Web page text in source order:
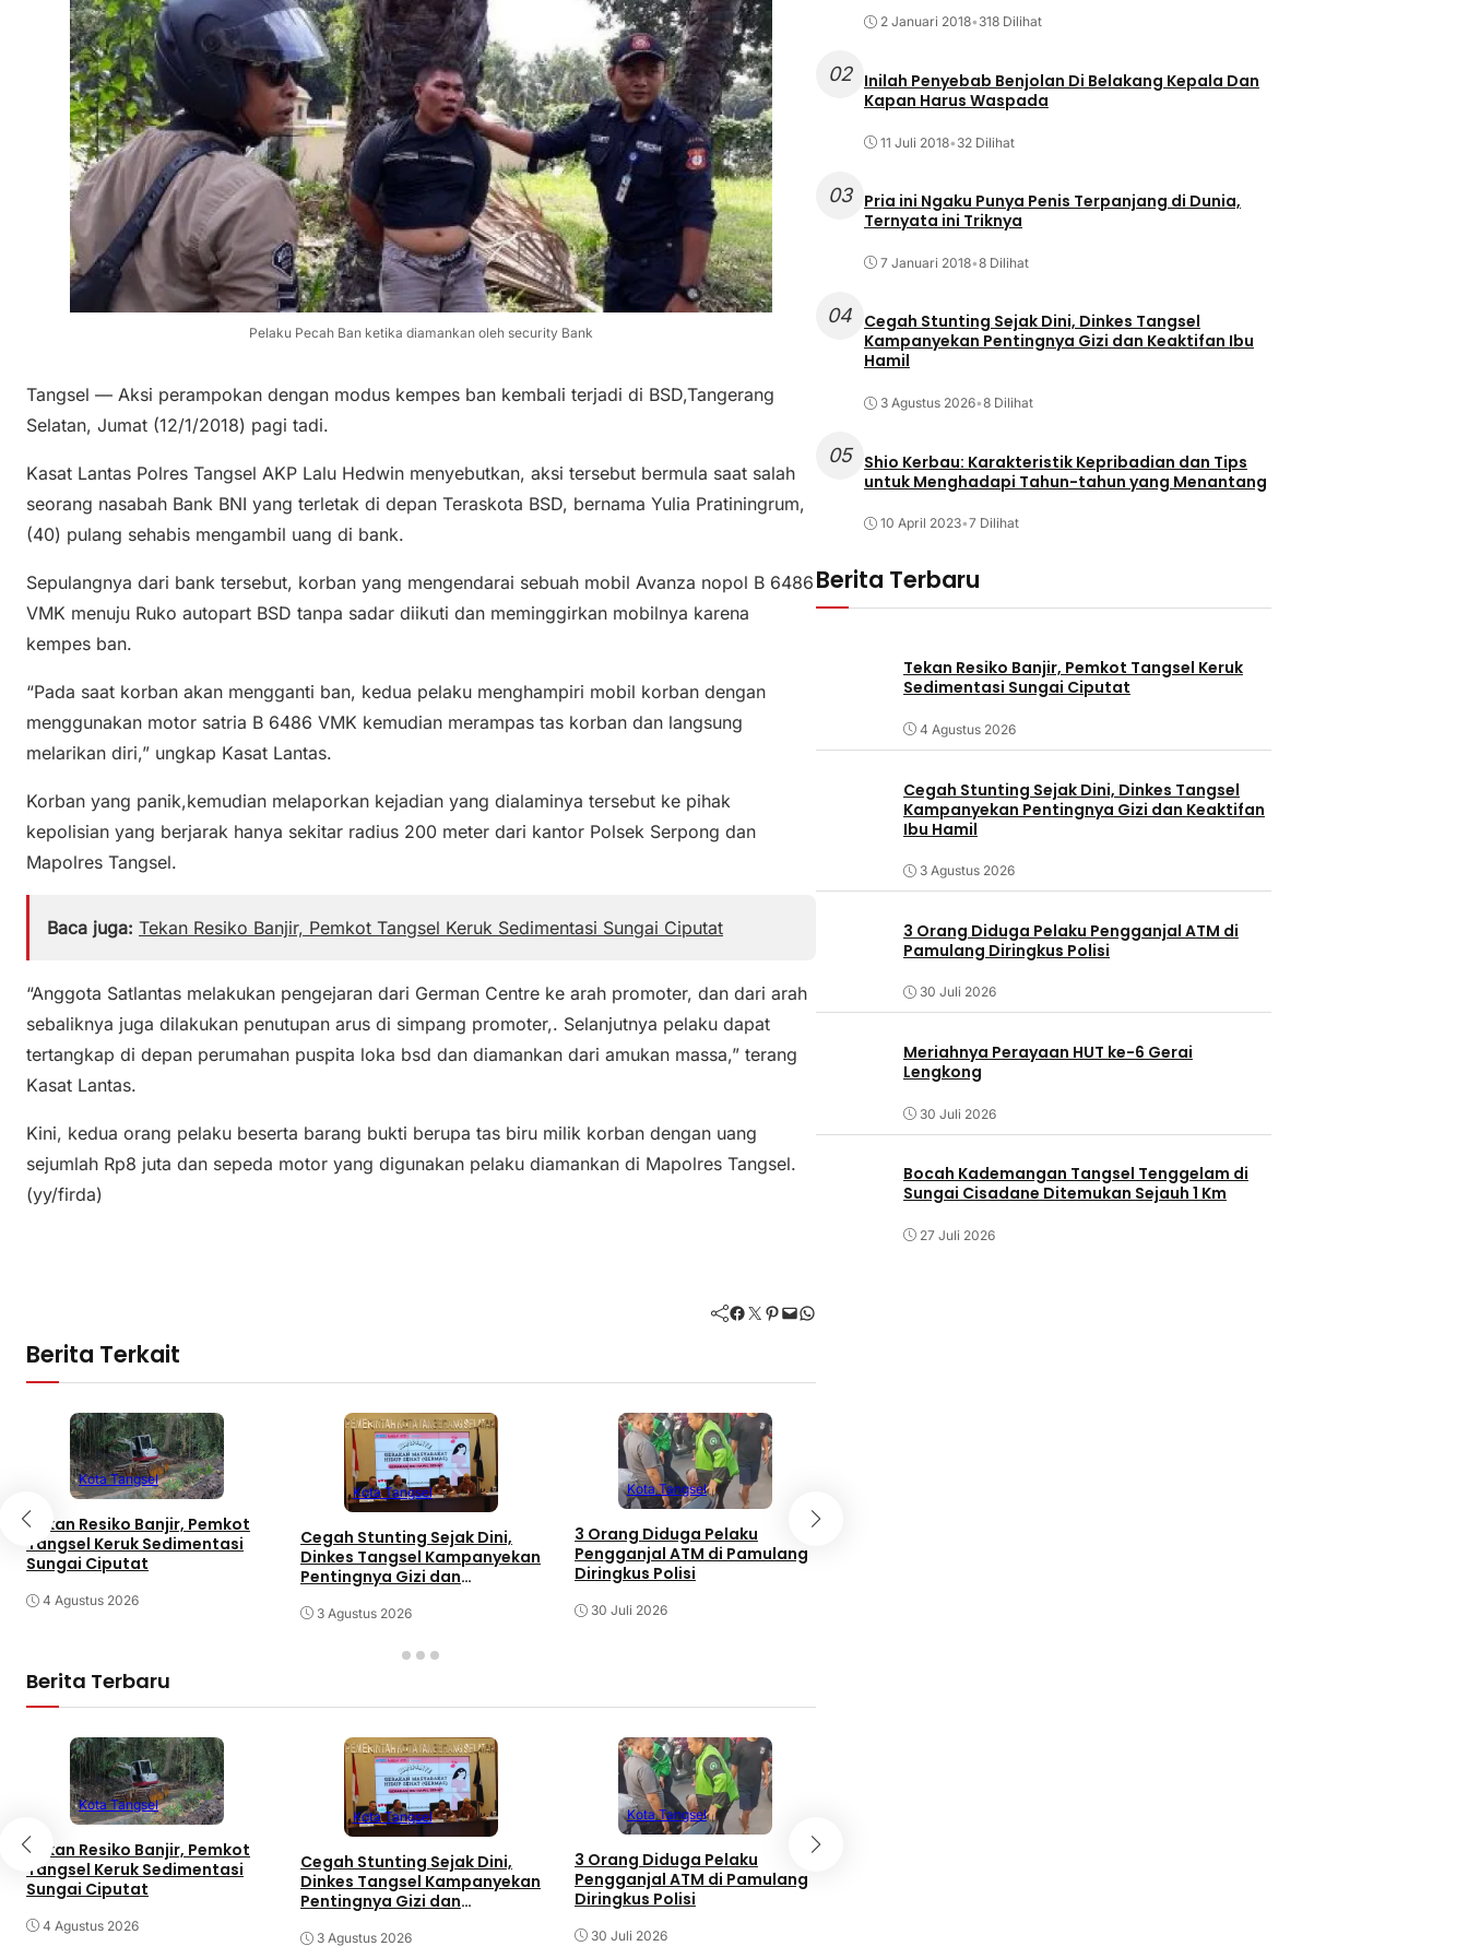
Pelaku Pecah Ban ketika diamankan oleh security Bank
Tangsel — Aksi perampokan dengan modus kempes ban kembali terjadi di BSD,Tangerang
Selatan, Jumat (12/1/2018) pagi tadi.
Kasat Lantas Polres Tangsel AKP Lalu Hedwin menyebutkan, aksi tersebut bermula saat salah
seorang nasabah Bank BNI yang terletak di depan Teraskota BSD, bernama Yulia Pratiningrum,
(40) pulang sehabis mengambil uang di bank.
Sepulangnya dari bank tersebut, korban yang mengendarai sebuah mobil Avanza nopol B 6486
VMK menuju Ruko autopart BSD tanpa sadar diikuti dan meminggirkan mobilnya karena
kempes ban.
“Pada saat korban akan mengganti ban, kedua pelaku menghampiri mobil korban dengan
menggunakan motor satria B 6486 VMK kemudian merampas tas korban dan langsung
melarikan diri,” ungkap Kasat Lantas.
Korban yang panik,kemudian melaporkan kejadian yang dialaminya tersebut ke pihak
kepolisian yang berjarak hanya sekitar radius 200 meter dari kantor Polsek Serpong dan
Mapolres Tangsel.
Baca juga: Tekan Resiko Banjir, Pemkot Tangsel Keruk Sedimentasi Sungai Ciputat
“Anggota Satlantas melakukan pengejaran dari German Centre ke arah promoter, dan dari arah
sebaliknya juga dilakukan penutupan arus di simpang promoter,. Selanjutnya pelaku dapat
tertangkap di depan perumahan puspita loka bsd dan diamankan dari amukan massa,” terang
Kasat Lantas.
Kini, kedua orang pelaku beserta barang bukti berupa tas biru milik korban dengan uang
sejumlah Rp8 juta dan sepeda motor yang digunakan pelaku diamankan di Mapolres Tangsel.
(yy/firda)
Facebook Twitter Pinterest Mail WhatsApp
Berita Terkait
Kota Tangsel
Tekan Resiko Banjir, Pemkot
Tangsel Keruk Sedimentasi
Sungai Ciputat
4 Agustus 2026
Kota Tangsel
Cegah Stunting Sejak Dini,
Dinkes Tangsel Kampanyekan
Pentingnya Gizi dan
3 Agustus 2026
Kota Tangsel
3 Orang Diduga Pelaku
Pengganjal ATM di Pamulang
Diringkus Polisi
30 Juli 2026
Berita Terbaru
Kota Tangsel
Tekan Resiko Banjir, Pemkot
Tangsel Keruk Sedimentasi
Sungai Ciputat
4 Agustus 2026
Kota Tangsel
Cegah Stunting Sejak Dini,
Dinkes Tangsel Kampanyekan
Pentingnya Gizi dan
3 Agustus 2026
Kota Tangsel
3 Orang Diduga Pelaku
Pengganjal ATM di Pamulang
Diringkus Polisi
30 Juli 2026
2 Januari 2018• 318 Dilihat
02
Inilah Penyebab Benjolan Di Belakang Kepala Dan
Kapan Harus Waspada
11 Juli 2018• 32 Dilihat
03
Pria ini Ngaku Punya Penis Terpanjang di Dunia,
Ternyata ini Triknya
7 Januari 2018•8 Dilihat
04 Cegah Stunting Sejak Dini, Dinkes Tangsel
Kampanyekan Pentingnya Gizi dan Keaktifan Ibu
Hamil
3 Agustus 2026•8 Dilihat
05
Shio Kerbau: Karakteristik Kepribadian dan Tips
untuk Menghadapi Tahun-tahun yang Menantang
10 April 2023•7 Dilihat
Berita Terbaru
Tekan Resiko Banjir, Pemkot Tangsel Keruk
Sedimentasi Sungai Ciputat
4 Agustus 2026
Cegah Stunting Sejak Dini, Dinkes Tangsel
Kampanyekan Pentingnya Gizi dan Keaktifan
Ibu Hamil
3 Agustus 2026
3 Orang Diduga Pelaku Pengganjal ATM di
Pamulang Diringkus Polisi
30 Juli 2026
Meriahnya Perayaan HUT ke-6 Gerai
Lengkong
30 Juli 2026
Bocah Kademangan Tangsel Tenggelam di
Sungai Cisadane Ditemukan Sejauh 1 Km
27 Juli 2026